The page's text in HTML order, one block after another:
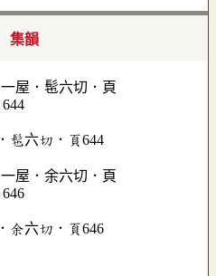
集韻
髢六切．頁644
余六切．頁646